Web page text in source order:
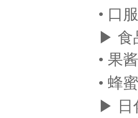
• 口
▶ 食
• 果
• 蜂
▶ 日